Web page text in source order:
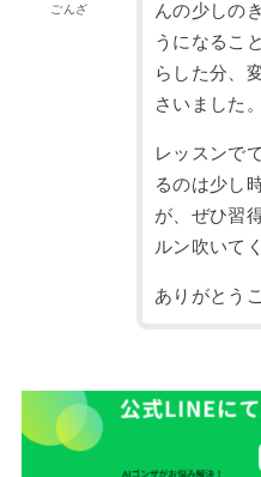
ごんざ
んの少しの
うになるこ
らした分、
さいました。
レッスンで
るのは少し
が、ぜひ習
ルン吹いて
ありがとう